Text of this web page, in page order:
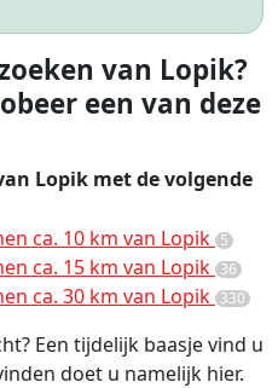
van Lopik?
een van deze
Lopik met de volgende
ca. 10 km van Lopik 5
ca. 15 km van Lopik 36
ca. 30 km van Lopik 330
Een tijdelijk baasje vind u
doet u namelijk hier.